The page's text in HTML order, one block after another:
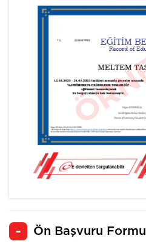
Ön Başvuru Formu